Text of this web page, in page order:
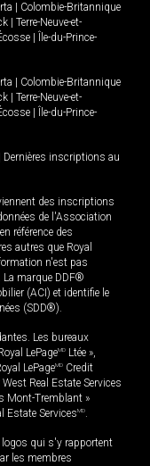
Colombie-Britannique
Terre-Neuve-et-
Île-du-Prince-
Colombie-Britannique
Terre-Neuve-et-
Île-du-Prince-
Dernières inscriptions au
des inscriptions
de l'Association
référence des
autres que Royal
n'est pas
La marque DDF®
(ACI) et identifie le
(SDD®).
Les bureaux
LePageMD Ltée »,
LePageMD Credit
West Real Estate Services
Mont-Tremblant »
Estate ServicesMD.
qui s'y rapportent
les membres